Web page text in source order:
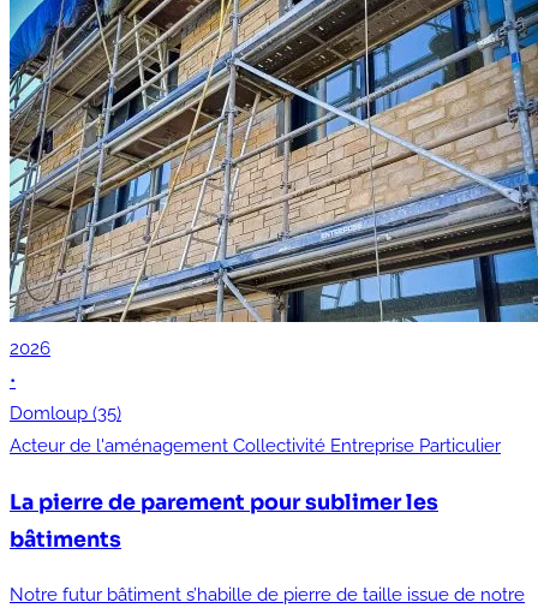
2026
•
Domloup (35)
Acteur de l'aménagement Collectivité Entreprise Particulier
La pierre de parement pour sublimer les
bâtiments
Notre futur bâtiment s’habille de pierre de taille issue de notre